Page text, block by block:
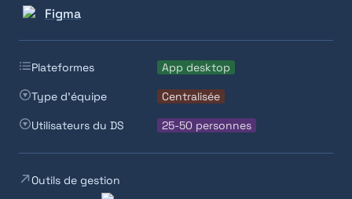
Figma
Plateformes App desktop
Type d'équipe Centralisée
Utilisateurs du DS 25-50 personnes
Outils de gestion